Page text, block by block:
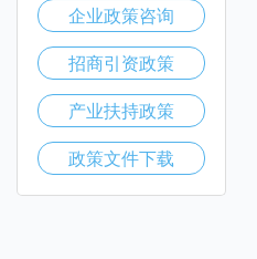
企业政策咨询
招商引资政策
产业扶持政策
政策文件下载